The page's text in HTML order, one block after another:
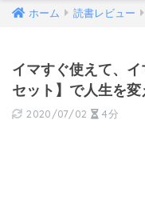
ホーム 読書レビュー
イマすぐ使えて、
セット】で人生を
2020/07/02 4分